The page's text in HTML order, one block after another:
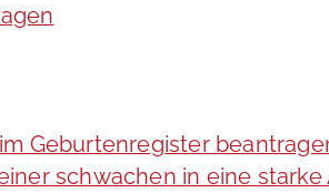
Geburtenregister
schwachen in eine starke